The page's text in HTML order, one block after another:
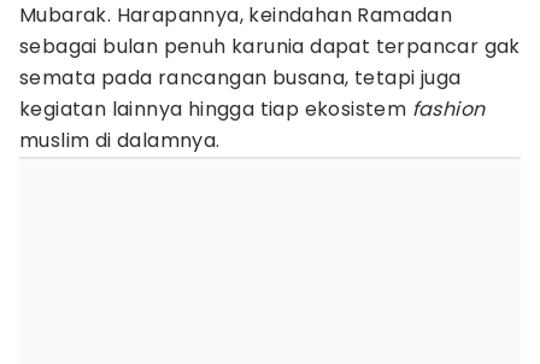
Mubarak. Harapannya, keindahan Ramadan
sebagai bulan penuh karunia dapat terpancar gak
semata pada rancangan busana, tetapi juga
kegiatan lainnya hingga tiap ekosistem fashion
muslim di dalamnya.